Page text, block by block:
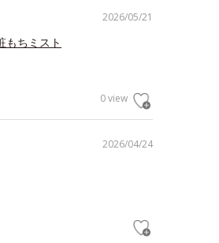
2026/05/21
もちミスト
0 view
2026/04/24